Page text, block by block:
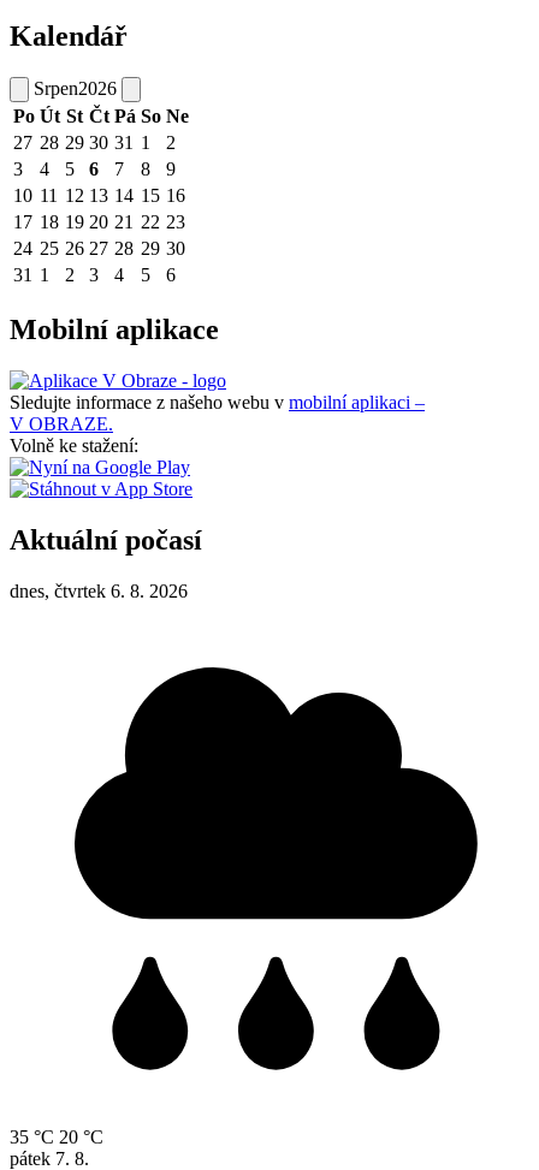
Kalendář
Srpen2026
Po Út St Čt Pá So Ne
27 28 29 30 31 1
2
3
4 5 6 7 8
9
10 11 12 13 14 15 16
17 18 19 20 21 22 23
24 25 26 27 28 29 30
31 1 2 3 4 5 6
Mobilní aplikace
Sledujte informace z našeho webu v mobilní aplikaci –
V OBRAZE.
Volně ke stažení:
Aktuální počasí
dnes, čtvrtek 6. 8. 2026
35 °C 20 °C
pátek 7. 8.